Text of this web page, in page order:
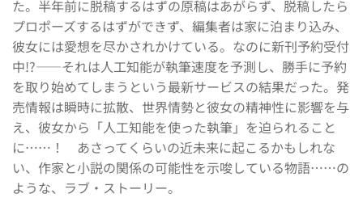
た。半年前に脱稿するはずの原稿はあがらず、脱稿したら
プロポーズするはずができず、編集者は家に泊まり込み、
彼女には愛想を尽かされかけている。なのに新刊予約受付
中!?――それは人工知能が執筆速度を予測し、勝手に予約
を取り始めてしまうという最新サービスの結果だった。発
売情報は瞬時に拡散、世界情勢と彼女の精神性に影響を与
え、彼女から「人工知能を使った執筆」を迫られること
に……！　あさってくらいの近未来に起こるかもしれな
い、作家と小説の関係の可能性を示唆している物語……の
ような、ラブ・ストーリー。